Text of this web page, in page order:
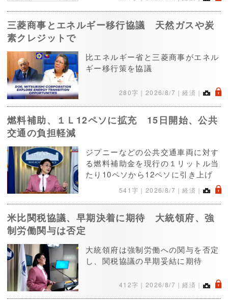
三菱商事とエネルギー移行協議 天然ガスや炭
素クレジットで
比エネルギー省と三菱商事がエネル
ギー移行策を協議
280字｜ 2026/8/7 ｜経済｜ .
燃料補助、１Ｌ12ペソに拡充 15日開始、公共
交通の負担軽減
ジプニーなどの公共交通車両に対す
る燃料補助金を現行の１リットル当
たり10ペソから12ペソに引き上げ
541字｜ 2026/8/7 ｜経済｜ .
米比関税協議、早期決着に期待 大統領府、強
制労働関与は否定
大統領府は強制労働への関与を否定
し、関税協議の早期妥結に期待
412字｜ 2026/8/7 ｜経済｜ .